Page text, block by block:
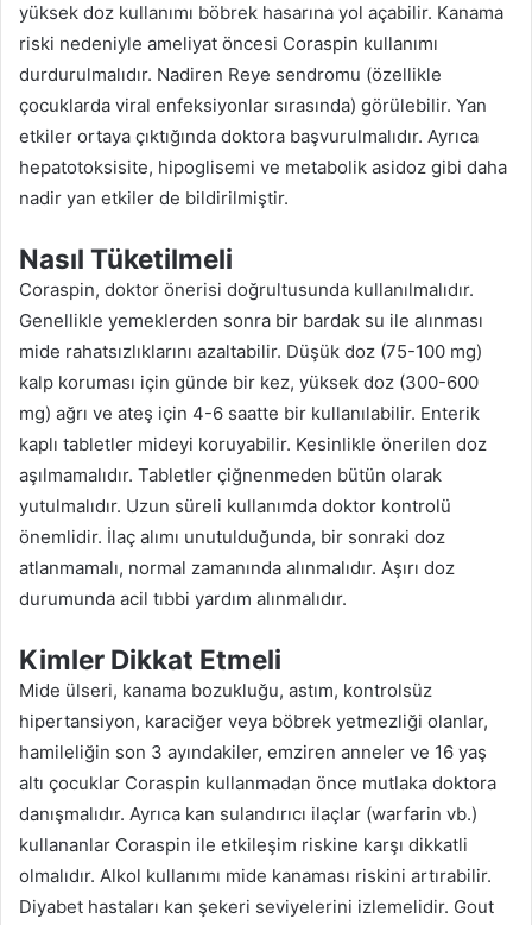
yüksek doz kullanımı böbrek hasarına yol açabilir. Kanama
riski nedeniyle ameliyat öncesi Coraspin kullanımı
durdurulmalıdır. Nadiren Reye sendromu (özellikle
çocuklarda viral enfeksiyonlar sırasında) görülebilir. Yan
etkiler ortaya çıktığında doktora başvurulmalıdır. Ayrıca
hepatotoksisite, hipoglisemi ve metabolik asidoz gibi daha
nadir yan etkiler de bildirilmiştir.
Nasıl Tüketilmeli
Coraspin, doktor önerisi doğrultusunda kullanılmalıdır.
Genellikle yemeklerden sonra bir bardak su ile alınması
mide rahatsızlıklarını azaltabilir. Düşük doz (75-100 mg)
kalp koruması için günde bir kez, yüksek doz (300-600
mg) ağrı ve ateş için 4-6 saatte bir kullanılabilir. Enterik
kaplı tabletler mideyi koruyabilir. Kesinlikle önerilen doz
aşılmamalıdır. Tabletler çiğnenmeden bütün olarak
yutulmalıdır. Uzun süreli kullanımda doktor kontrolü
önemlidir. İlaç alımı unutulduğunda, bir sonraki doz
atlanmamalı, normal zamanında alınmalıdır. Aşırı doz
durumunda acil tıbbi yardım alınmalıdır.
Kimler Dikkat Etmeli
Mide ülseri, kanama bozukluğu, astım, kontrolsüz
hipertansiyon, karaciğer veya böbrek yetmezliği olanlar,
hamileliğin son 3 ayındakiler, emziren anneler ve 16 yaş
altı çocuklar Coraspin kullanmadan önce mutlaka doktora
danışmalıdır. Ayrıca kan sulandırıcı ilaçlar (warfarin vb.)
kullananlar Coraspin ile etkileşim riskine karşı dikkatli
olmalıdır. Alkol kullanımı mide kanaması riskini artırabilir.
Diyabet hastaları kan şekeri seviyelerini izlemelidir. Gout